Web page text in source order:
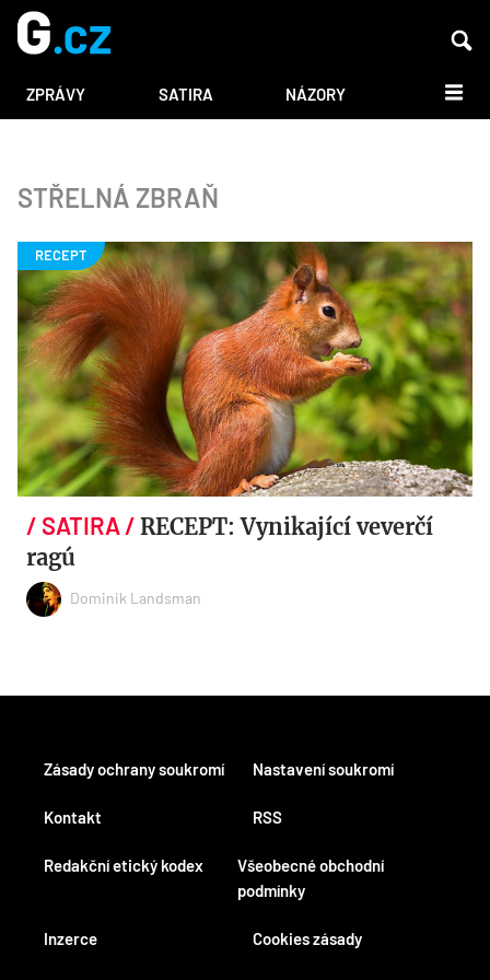
ZPRÁVY SATIRA NÁZORY DALŠÍ
STŘELNÁ ZBRAŇ
RECEPT: Vynikající veverčí
ragú
Dominik Landsman
Kontakt
Redakční etický kodex
Inzerce
RSS
Všeobecné obchodní
podmínky
Cookies zásady
Zásady ochrany soukromí Nastavení soukromí